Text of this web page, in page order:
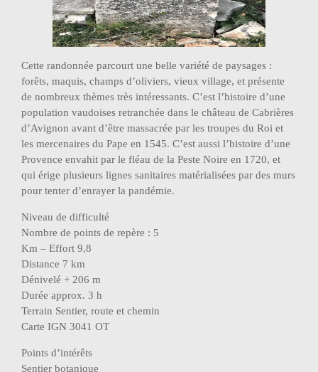
Cette randonnée parcourt une belle variété de paysages :
forêts, maquis, champs d’oliviers, vieux village, et présente
de nombreux thèmes très intéressants. C’est l’histoire d’une
population vaudoises retranchée dans le château de Cabrières
d’Avignon avant d’être massacrée par les troupes du Roi et
les mercenaires du Pape en 1545. C’est aussi l’histoire d’une
Provence envahit par le fléau de la Peste Noire en 1720, et
qui érige plusieurs lignes sanitaires matérialisées par des murs
pour tenter d’enrayer la pandémie.
Niveau de difficulté
Nombre de points de repère : 5
Km – Effort 9,8
Distance 7 km
Dénivelé + 206 m
Durée approx. 3 h
Terrain Sentier, route et chemin
Carte IGN 3041 OT
Points d’intérêts
Sentier botanique